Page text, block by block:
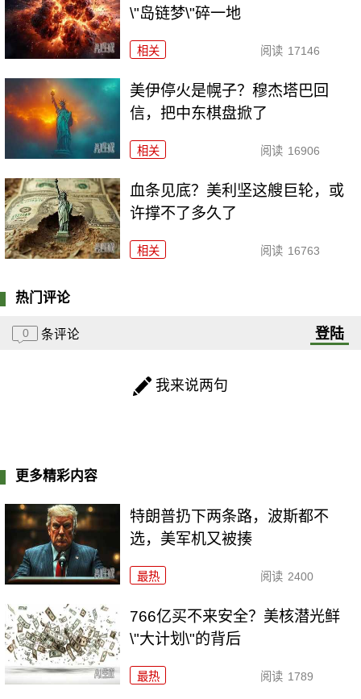
\"岛链梦\"碎一地
相关 阅读 17146
美伊停火是幌子？穆杰塔巴回
信，把中东棋盘掀了
相关 阅读 16906
血条见底？美利坚这艘巨轮，或
许撑不了多久了
相关 阅读 16763
热门评论
0 条评论 登陆
我来说两句
更多精彩内容
特朗普扔下两条路，波斯都不
选，美军机又被揍
最热 阅读 2400
766亿买不来安全？美核潜光鲜
\"大计划\"的背后
最热 阅读 1789